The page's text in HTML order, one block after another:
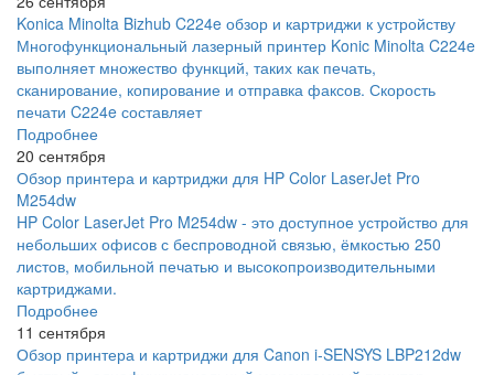
Konica Minolta Bizhub C224e обзор и картриджи к устройству
Многофункциональный лазерный принтер Konic Minolta C224e
выполняет множество функций, таких как печать,
сканирование, копирование и отправка факсов. Скорость
печати C224e составляет
Подробнее
20 сентября
Обзор принтера и картриджи для HP Color LaserJet Pro
M254dw
HP Color LaserJet Pro M254dw - это доступное устройство для
небольших офисов с беспроводной связью, ёмкостью 250
листов, мобильной печатью и высокопроизводительными
картриджами.
Подробнее
11 сентября
Обзор принтера и картриджи для Canon i-SENSYS LBP212dw